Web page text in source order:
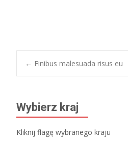
Post
navigation
← Finibus malesuada risus eu
Wybierz kraj
Kliknij flagę wybranego kraju